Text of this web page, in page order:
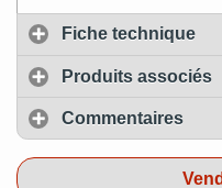
Fiche technique
Produits associés
Commentaires